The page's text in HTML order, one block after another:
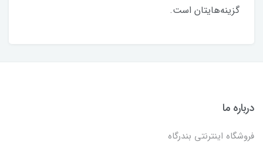
گزینه‌هایتان است.
درباره ما
فروشگاه اینترنتی بندرگاه